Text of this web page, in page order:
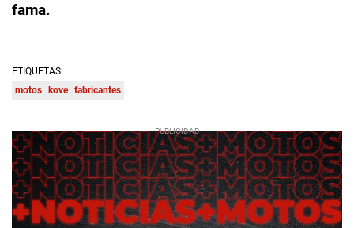
fama.
ETIQUETAS:
motos
kove fabricantes